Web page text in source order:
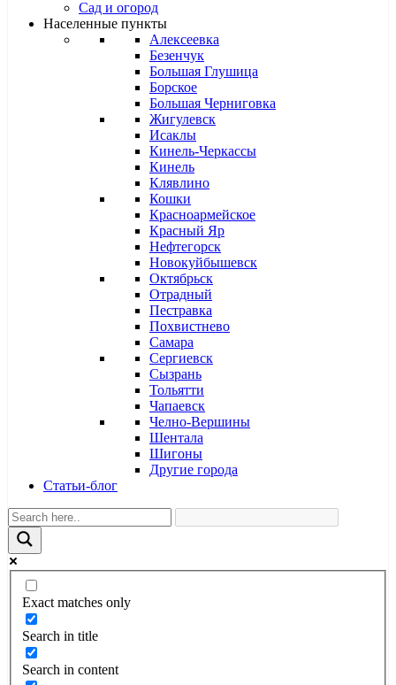
Сад и огород
Населенные пункты
Алексеевка
Безенчук
Большая Глушица
Борское
Большая Черниговка
Жигулевск
Исаклы
Кинель-Черкассы
Кинель
Клявлино
Кошки
Красноармейское
Красный Яр
Нефтегорск
Новокуйбышевск
Октябрьск
Отрадный
Пестравка
Похвистнево
Самара
Сергиевск
Сызрань
Тольятти
Чапаевск
Челно-Вершины
Шентала
Шигоны
Другие города
Статьи-блог
Exact matches only
Search in title
Search in content